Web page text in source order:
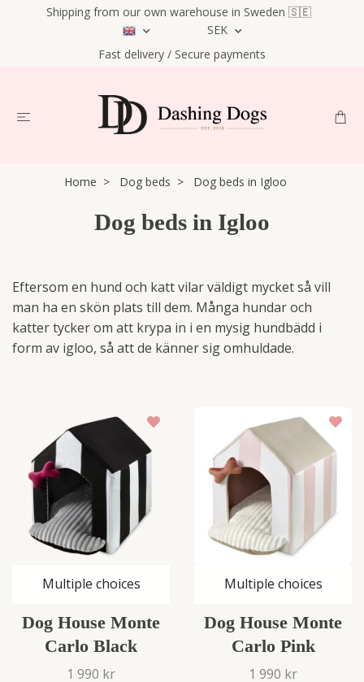
Shipping from our own warehouse in Sweden 🇸🇪
SEK
Fast delivery / Secure payments
Home Dog beds Dog beds in Igloo
Dog beds in Igloo
Eftersom en hund och katt vilar väldigt mycket så vill
man ha en skön plats till dem. Många hundar och
katter tycker om att krypa in i en mysig hundbädd i
form av igloo, så att de känner sig omhuldade.
Multiple choices
Dog House Monte
Carlo Black
1 990 kr
Multiple choices
Dog House Monte
Carlo Pink
1 990 kr